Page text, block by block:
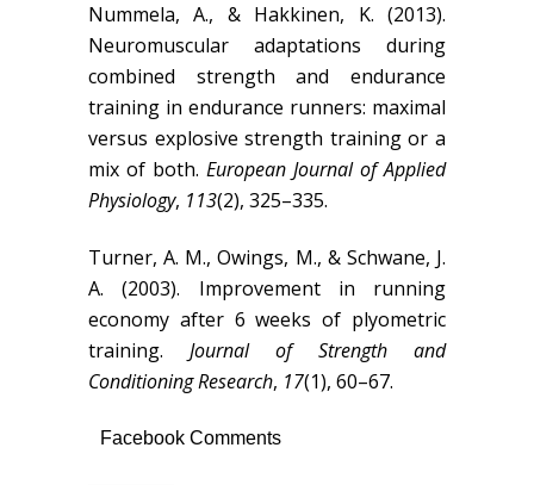
Nummela, A., & Hakkinen, K. (2013).
Neuromuscular adaptations during
combined strength and endurance
training in endurance runners: maximal
versus explosive strength training or a
mix of both. European Journal of Applied
Physiology, 113(2), 325–335.
Turner, A. M., Owings, M., & Schwane, J.
A. (2003). Improvement in running
economy after 6 weeks of plyometric
training. Journal of Strength and
Conditioning Research, 17(1), 60–67.
Facebook Comments